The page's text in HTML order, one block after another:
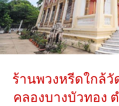
ร้านพวงหรีดใกล้วั
คลองบางบัวทอง